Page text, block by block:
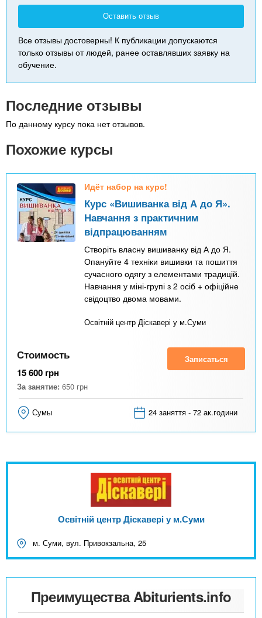
Оставить отзыв
Все отзывы достоверны! К публикации допускаются
только отзывы от людей, ранее оставлявших заявку на
обучение.
Последние отзывы
По данному курсу пока нет отзывов.
Похожие курсы
Идёт набор на курс!
Курс «Вишиванка від А до Я».
Навчання з практичним
відпрацюванням
Створіть власну вишиванку від А до Я.
Опануйте 4 техніки вишивки та пошиття
сучасного одягу з елементами традицій.
Навчання у міні-групі з 2 осіб + офіційне
свідоцтво двома мовами.
Освітній центр Діскавері у м.Суми
Стоимость
15 600 грн
За занятие: 650 грн
Записаться
Сумы 24 заняття - 72 ак.години
Освітній центр Діскавері у м.Суми
м. Суми, вул. Привокзальна, 25
Преимущества Abiturients.info